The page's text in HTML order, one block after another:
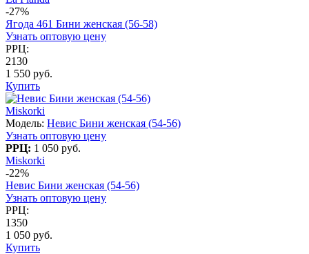
-27%
Ягода 461 Бини женская (56-58)
Узнать оптовую цену
РРЦ:
2130
1 550 руб.
Купить
Miskorki
Модель: Невис Бини женская (54-56)
Узнать оптовую цену
РРЦ: 1 050 руб.
Miskorki
-22%
Невис Бини женская (54-56)
Узнать оптовую цену
РРЦ:
1350
1 050 руб.
Купить